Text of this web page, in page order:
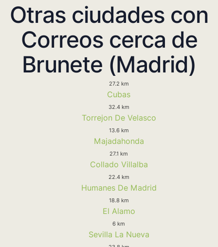
Otras ciudades con
Correos cerca de
Brunete (Madrid)
27.2 km
Cubas
32.4 km
Torrejon De Velasco
13.6 km
Majadahonda
27.1 km
Collado Villalba
22.4 km
Humanes De Madrid
18.8 km
El Alamo
6 km
Sevilla La Nueva